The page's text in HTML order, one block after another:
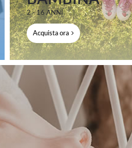
2 - 16 ANNI
Acquista ora